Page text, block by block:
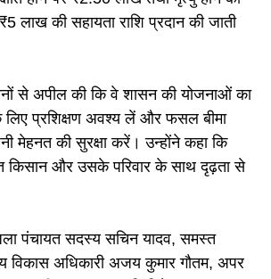
लाख की सहायता राशि प्रदान की जाती
से अपील की कि वे शासन की योजनाओं का
प्रशिक्षण अवश्य लें और फसल बीमा
मेहनत की सुरक्षा करें। उन्होंने कहा कि
किसान और उसके परिवार के साथ दृढ़ता से
पंचायत सदस्य सचिन यादव, समस्त
विकास अधिकारी अजय कुमार गौतम, अपर